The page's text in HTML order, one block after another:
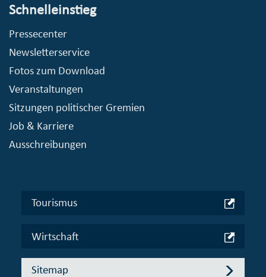
Schnelleinstieg
Pressecenter
Newsletterservice
Fotos zum Download
Veranstaltungen
Sitzungen politischer Gremien
Job & Karriere
Ausschreibungen
Tourismus
Wirtschaft
Sitemap